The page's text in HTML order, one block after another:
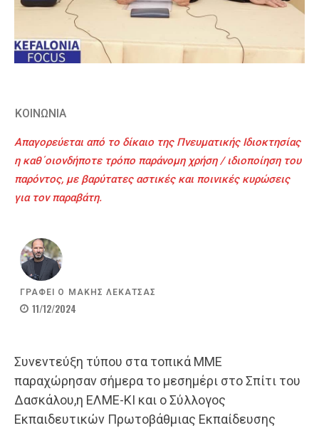
ΚΟΙΝΩΝΙΑ
Απαγορεύεται από το δίκαιο της Πνευματικής Ιδιοκτησίας
η καθ΄οιονδήποτε τρόπο παράνομη χρήση / ιδιοποίηση του
παρόντος, με βαρύτατες αστικές και ποινικές κυρώσεις
για τον παραβάτη.
ΓΡΑΦΕΙ Ο ΜΑΚΗΣ ΛΕΚΑΤΣΑΣ
11/12/2024
Συνεντεύξη τύπου στα τοπικά ΜΜΕ
παραχώρησαν σήμερα το μεσημέρι στο Σπίτι του
Δασκάλου,η ΕΛΜΕ-ΚΙ και ο Σύλλογος
Εκπαιδευτικών Πρωτοβάθμιας Εκπαίδευσης